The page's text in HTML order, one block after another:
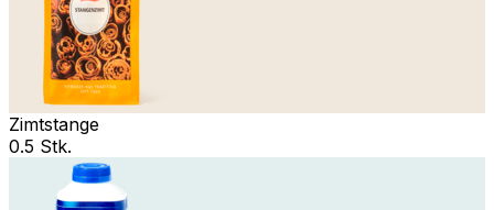
Zimtstange
0.5 Stk.